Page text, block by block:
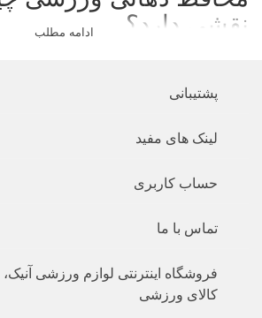
نقشی دارد؟
گارد های ورزشی
می‌باشند.
وسیله‌ای که بر روی دندان‌ها قرار گرفته و آن‌ها را
صورت محافظت می‌کنند.
محافظ دهانی mouthguard
ادامه مطلب
پشتیبانی
لینک های مفید
حساب کاربری
تماس با ما
فروشگاه اینترنتی لوازم ورزشی
کالای ورزشی